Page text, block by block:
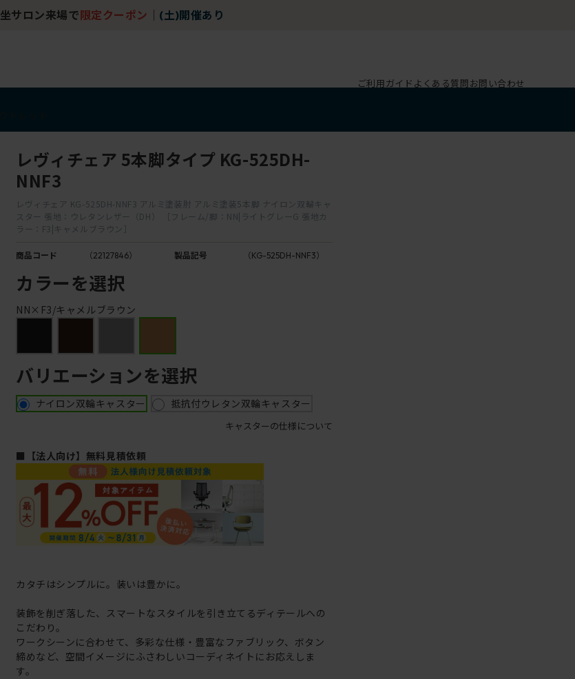
坐サロン来場で 限定クーポン (土)開催あり
ご利用ガイド よくある質問お問い合わせ
レヴィチェア 5本脚タイプ KG-525DH-
NNF3
レヴィチェア KG-525DH-NNF3 アルミ塗装肘 アルミ塗装5本脚 ナイロン双輪キャ
スター 張地：ウレタンレザー（DH） ［フレーム/脚：NN|ライトグレーG 張地カ
ラー：F3|キャメルブラウン］
商品コード （22127846） 製品記号 （KG-525DH-NNF3）
カラーを選択
NN×F3/キャメルブラウン
バリエーションを選択
ナイロン双輪キャスター 抵抗付ウレタン双輪キャスター
キャスターの仕様について
■【法人向け】無料見積依頼
カタチはシンプルに。装いは豊かに。
装飾を削ぎ落した、スマートなスタイルを引き立てるディテールへの
こだわり。
ワークシーンに合わせて、多彩な仕様・豊富なファブリック、ボタン
締めなど、空間イメージにふさわしいコーディネイトにお応えしま
す。